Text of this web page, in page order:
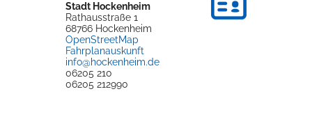
Stadt Hockenheim
Rathausstraße 1
68766 Hockenheim
OpenStreetMap
Fahrplanauskunft
info@hockenheim.de
06205 210
06205 212990